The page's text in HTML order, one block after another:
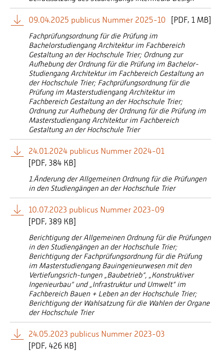
09.04.2025 publicus Nummer 2025-10 PDF 1 MB]
Fachprüfungsordnung für die Prüfung im
Bachelorstudiengang Architektur im Fachbereich
Gestaltung an der Hochschule Trier; Ordnung zur
Aufhebung der Ordnung für die Prüfung im Bachelor-
Studiengang Architektur im Fachbereich Gestaltung an
der Hochschule Trier; Fachprüfungsordnung für die
Prüfung im Masterstudiengang Architektur im
Fachbereich Gestaltung an der Hochschule Trier;
Ordnung zur Aufhebung der Ordnung für die Prüfung im
Masterstudiengang Architektur im Fachbereich
Gestaltung an der Hochschule Trier
24.01.2024 publicus Nummer 2024-01
PDF 384 KB]
1.Änderung der Allgemeinen Ordnung für die Prüfungen
in den Studiengängen an der Hochschule Trier
10.07.2023 publicus Nummer 2023-09
PDF 389 KB]
Berichtigung der Allgemeinen Ordnung für die Prüfungen
in den Studiengängen an der Hochschule Trier;
Berichtigung der Fachprüfungsordnung für die Prüfung
im Masterstudiengang Bauingenieurwesen mit den
Vertiefungsrich-tungen „Baubetrieb“, „Konstruktiver
Ingenieurbau“ und „Infrastruktur und Umwelt“ im
Fachbereich Bauen + Leben an der Hochschule Trier;
Berichtigung der Wahlsatzung für die Wahlen der Organe
der Hochschule Trier
24.05.2023 publicus Nummer 2023-03
PDF 426 KB]